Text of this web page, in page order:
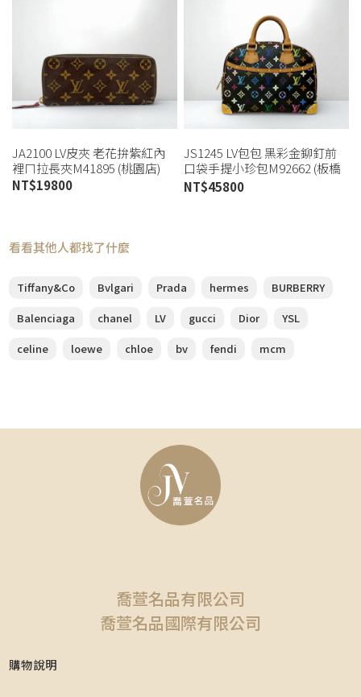
JA2100 LV皮夾 老花拚紫紅內
裡ㄇ拉長夾M41895 (桃園店)
NT$19800
JS1245 LV包包 黑彩金鉚釘前
口袋手提小珍包M92662 (板橋
店)
NT$45800
看看其他人都找了什麼
Tiffany&Co Bvlgari Prada hermes
BURBERRY
Balenciaga
chanel LV gucci Dior
YSL
celine
loewe chloe bv fendi mcm
喬萱名品有限公司
喬萱名品國際有限公司
購物說明